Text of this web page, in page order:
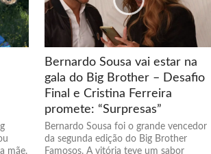
mãe.
Bernardo Sousa vai estar na
gala do Big Brother – Desafio
Final e Cristina Ferreira
promete: “Surpresas”
Bernardo Sousa foi o grande vencedor
da segunda edição do Big Brother
Famosos. A vitória teve um sabor